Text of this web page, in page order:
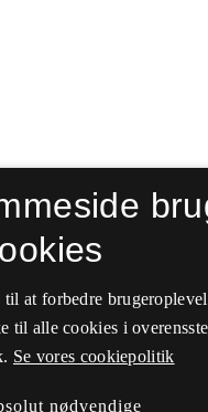
at forbedre
til alle cookies i
Se vores cookiepolitik
nødvendige